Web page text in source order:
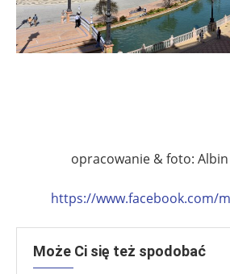
opracowanie & foto:
https://www.facebook.com/
Może Ci się też spodobać